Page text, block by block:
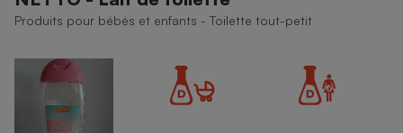
Produits pour bébés et enfants - Toilette tout-petit